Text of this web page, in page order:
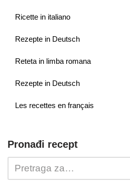
Ricette in italiano
Rezepte in Deutsch
Reteta in limba romana
Rezepte in Deutsch
Les recettes en français
Pronađi recept